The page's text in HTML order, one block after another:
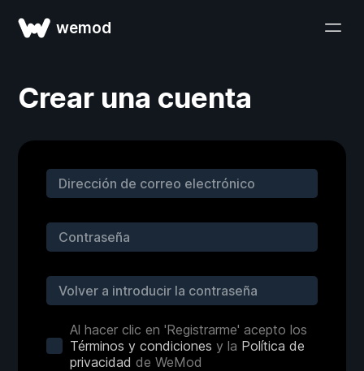
wemod
Crear una cuenta
Al hacer clic en 'Registrarme' acepto los
Términos y condiciones y la Política de
privacidad de WeMod